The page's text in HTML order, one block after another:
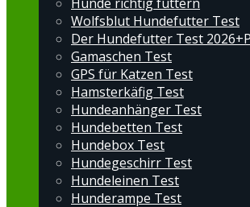
Wolfsblut Hundefutter Test
Der Hundefutter Test
Gamaschen Test
GPS für Katzen Test
Hamsterkäfig Test
Hundeanhänger Test
Hundebetten Test
Hundebox Test
Hundegeschirr Test
Hundeleinen Test
Hunderampe Test